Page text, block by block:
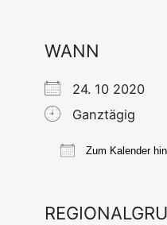
WANN
24. 10 2020
Ganztägig
Zum Kalender